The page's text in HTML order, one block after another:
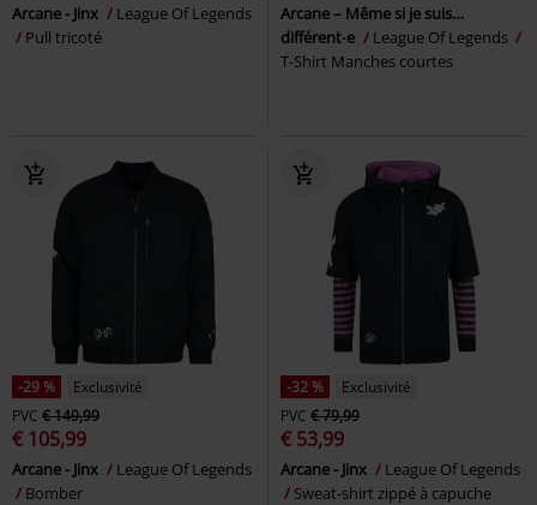
Arcane - Jinx
League Of Legends
Pull tricoté
Arcane – Même si je suis…
différent·e
League Of Legends
T-Shirt Manches courtes
-29 %
Exclusivité
PVC € 149,99
€ 105,99
Arcane - Jinx
League Of Legends
Bomber
-32 %
Exclusivité
PVC € 79,99
€ 53,99
Arcane - Jinx
League Of Legends
Sweat-shirt zippé à capuche